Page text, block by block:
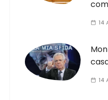
14
14